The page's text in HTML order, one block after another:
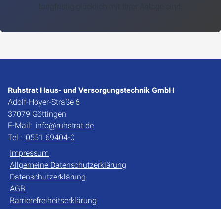
langfristig glücklich mit Ihrer Anlage sind.
Ruhstrat Haus- und Versorgungstechnik GmbH
Adolf-Hoyer-Straße 6
37079 Göttingen
E-Mail: info@ruhstrat.de
Tel.: 0551 69404-0
Impressum
Allgemeine Datenschutzerklärung
Datenschutzerklärung
AGB
Barrierefreiheitserklärung